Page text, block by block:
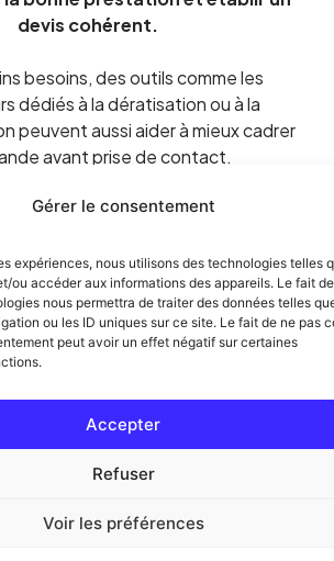
Gérer le consentement
expériences, nous utilisons des technologies telles
ou accéder aux informations des appareils. Le fait de
nous permettra de traiter des données telles
ou les ID uniques sur ce site. Le fait de ne pas
peut avoir un effet négatif sur certaines
Accepter
Refuser
Voir les préférences
devis cohérent.
besoins, des outils comme les
dédiés à la dératisation ou à la
peuvent aussi aider à mieux cadrer
avant prise de contact.
des nuisibles à Paris et en Île-
de lit, dératisation,
Certifiés CertiPunaises &
Votre simulateur de prix